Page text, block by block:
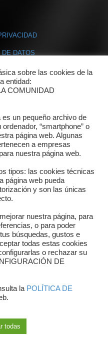
DE DATOS
COOKIES
contacto
sobre las cookies de la
entidad:
COMUNIDAD
un pequeño archivo de
“smartphone” o
página web. Algunas
a empresas
nuestra página web.
tipos: las cookies técnicas
página web pueda
y son las únicas
nuestra página, para
o para poder
búsquedas, gustos e
todas estas cookies
o rechazar su
DE
la POLÍTICA DE
todas